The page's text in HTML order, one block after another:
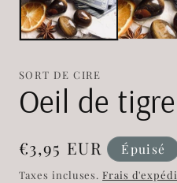
modale
SORT DE CIRE
Oeil de tigre
Prix
habituel
€3,95 EUR Épuisé
Taxes incluses. Frais